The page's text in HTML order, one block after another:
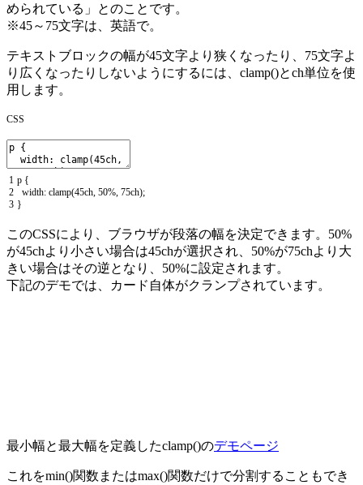
められている」とのことです。
※45～75文字は、英語で。
テキストブロックの幅が45文字より狭くなったり、75文字よ
り広くなったりしないようにするには、 clamp()とch単位を使
用します。
CSS
1
2
3
p {
width: clamp(45ch, 50%, 75ch);
}
このCSSにより、ブラウザが段落の幅を決定できます。 50%
が45chより小さい場合は45chが選択され、 50%が75chより大
きい場合はその逆となり、 50%に設定されます。
下記のデモでは、カード自体がクランプされています。
最小幅と最大幅を定義したclamp()のデモページ
これをmin()関数またはmax()関数だけで分割することもでき